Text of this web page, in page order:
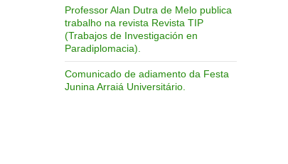
Professor Alan Dutra de Melo publica
trabalho na revista Revista TIP
(Trabajos de Investigación en
Paradiplomacia).
Comunicado de adiamento da Festa
Junina Arraiá Universitário.